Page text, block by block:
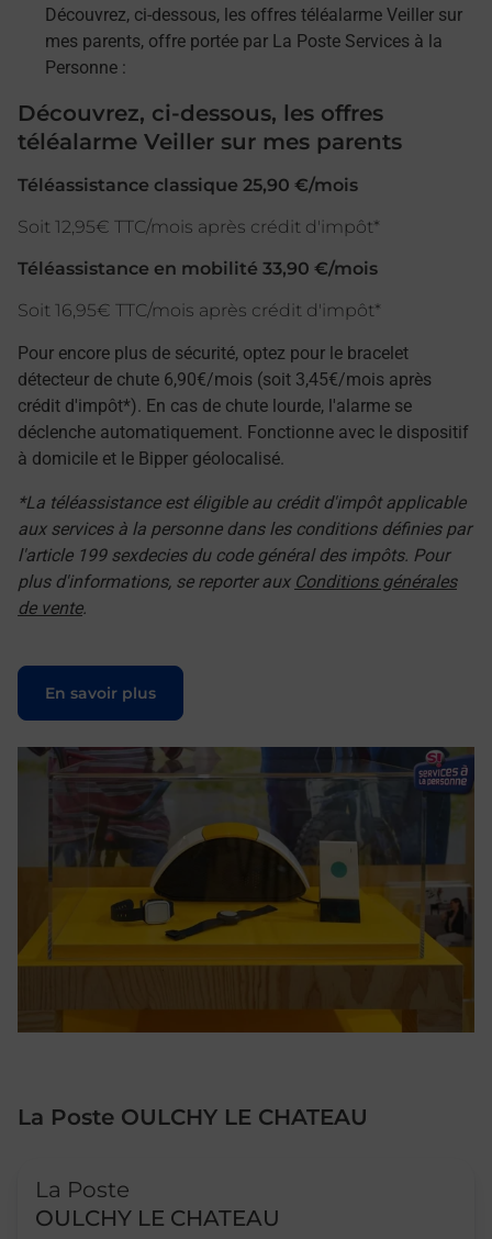
Découvrez, ci-dessous, les offres téléalarme Veiller sur
mes parents, offre portée par La Poste Services à la
Personne :
Découvrez, ci-dessous, les offres
téléalarme Veiller sur mes parents
Téléassistance classique 25,90 €/mois
Soit 12,95€ TTC/mois après crédit d'impôt*
Téléassistance en mobilité 33,90 €/mois
Soit 16,95€ TTC/mois après crédit d'impôt*
Pour encore plus de sécurité, optez pour le bracelet
détecteur de chute 6,90€/mois (soit 3,45€/mois après
crédit d'impôt*). En cas de chute lourde, l'alarme se
déclenche automatiquement. Fonctionne avec le dispositif
à domicile et le Bipper géolocalisé.
*La téléassistance est éligible au crédit d'impôt applicable
aux services à la personne dans les conditions définies par
l'article 199 sexdecies du code général des impôts. Pour
plus d'informations, se reporter aux Conditions générales
de vente.
En savoir plus
Le lien s'ouvre dans un nouvel onglet
La Poste OULCHY LE CHATEAU
La Poste
OULCHY LE CHATEAU